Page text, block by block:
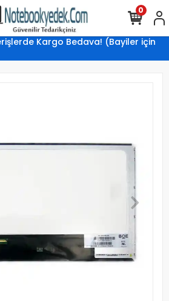
Kargo Bedava! (Bayiler için
0